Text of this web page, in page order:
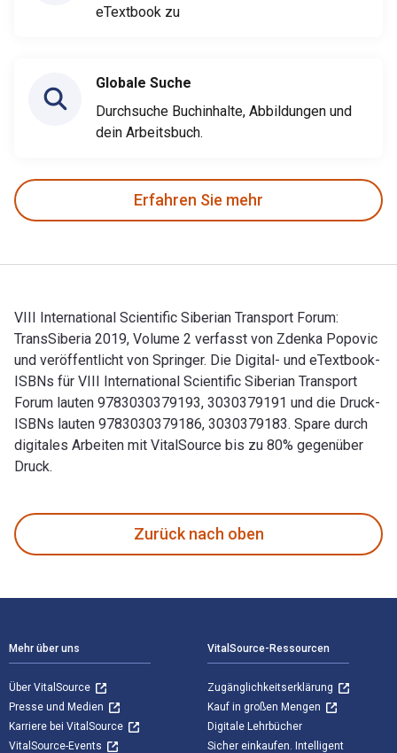
eTextbook zu
Globale Suche
Durchsuche Buchinhalte, Abbildungen und
dein Arbeitsbuch.
Erfahren Sie mehr
VIII International Scientific Siberian Transport Forum:
TransSiberia 2019, Volume 2 verfasst von Zdenka Popovic
und veröffentlicht von Springer. Die Digital- und eTextbook-
ISBNs für VIII International Scientific Siberian Transport
Forum lauten 9783030379193, 3030379191 und die Druck-
ISBNs lauten 9783030379186, 3030379183. Spare durch
digitales Arbeiten mit VitalSource bis zu 80% gegenüber
Druck.
Zurück nach oben
Mehr über uns
Über VitalSource
Presse und Medien
Karriere bei VitalSource
VitalSource-Events
VitalSource-Ressourcen
Zugänglichkeitserklärung
Kauf in großen Mengen
Digitale Lehrbücher
Sicher einkaufen. Intelligent